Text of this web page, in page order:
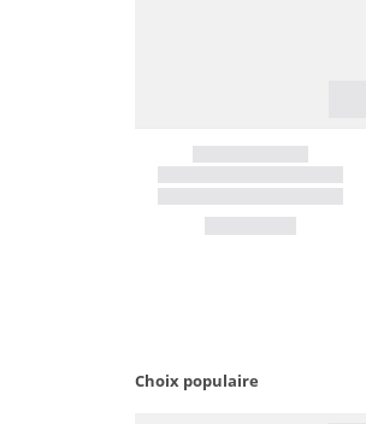
Choix populaire